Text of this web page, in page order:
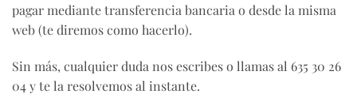
pagar mediante transferencia bancaria o desde la misma
web (te diremos como hacerlo).
Sin más, cualquier duda nos escribes o llamas al 635 30 26
04 y te la resolvemos al instante.